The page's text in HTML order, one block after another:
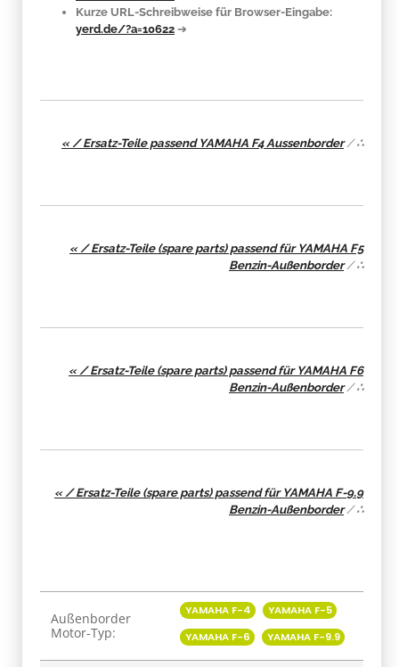
Kurze URL-Schreibweise für Browser-Eingabe:
yerd.de/?a=10622 ➔
« / Ersatz-Teile passend YAMAHA F4 Aussenborder/∴
« / Ersatz-Teile (spare parts) passend für YAMAHA F5
Benzin-Außenborder/∴
« / Ersatz-Teile (spare parts) passend für YAMAHA F6
Benzin-Außenborder/∴
« / Ersatz-Teile (spare parts) passend für YAMAHA F-9.9
Benzin-Außenborder/∴
Produkteigenschaft
Außenborder
Motor-Typ:
YAMAHA F-4
YAMAHA F-5
YAMAHA F-6
YAMAHA F-9.9